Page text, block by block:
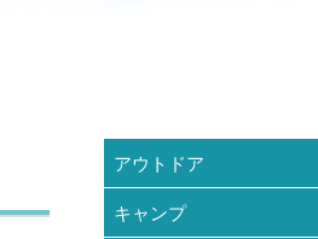
アウトドア
キャンプ